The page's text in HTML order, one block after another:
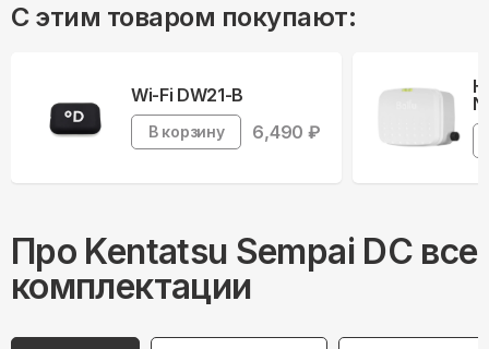
С этим товаром покупают:
Wi-Fi DW21-B
В корзину 6,490 ₽
Про Kentatsu Sempai DC все
комплектации